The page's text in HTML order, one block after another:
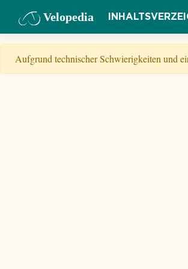
Velopedia
Aufgrund technischer Schwierigkeiten und